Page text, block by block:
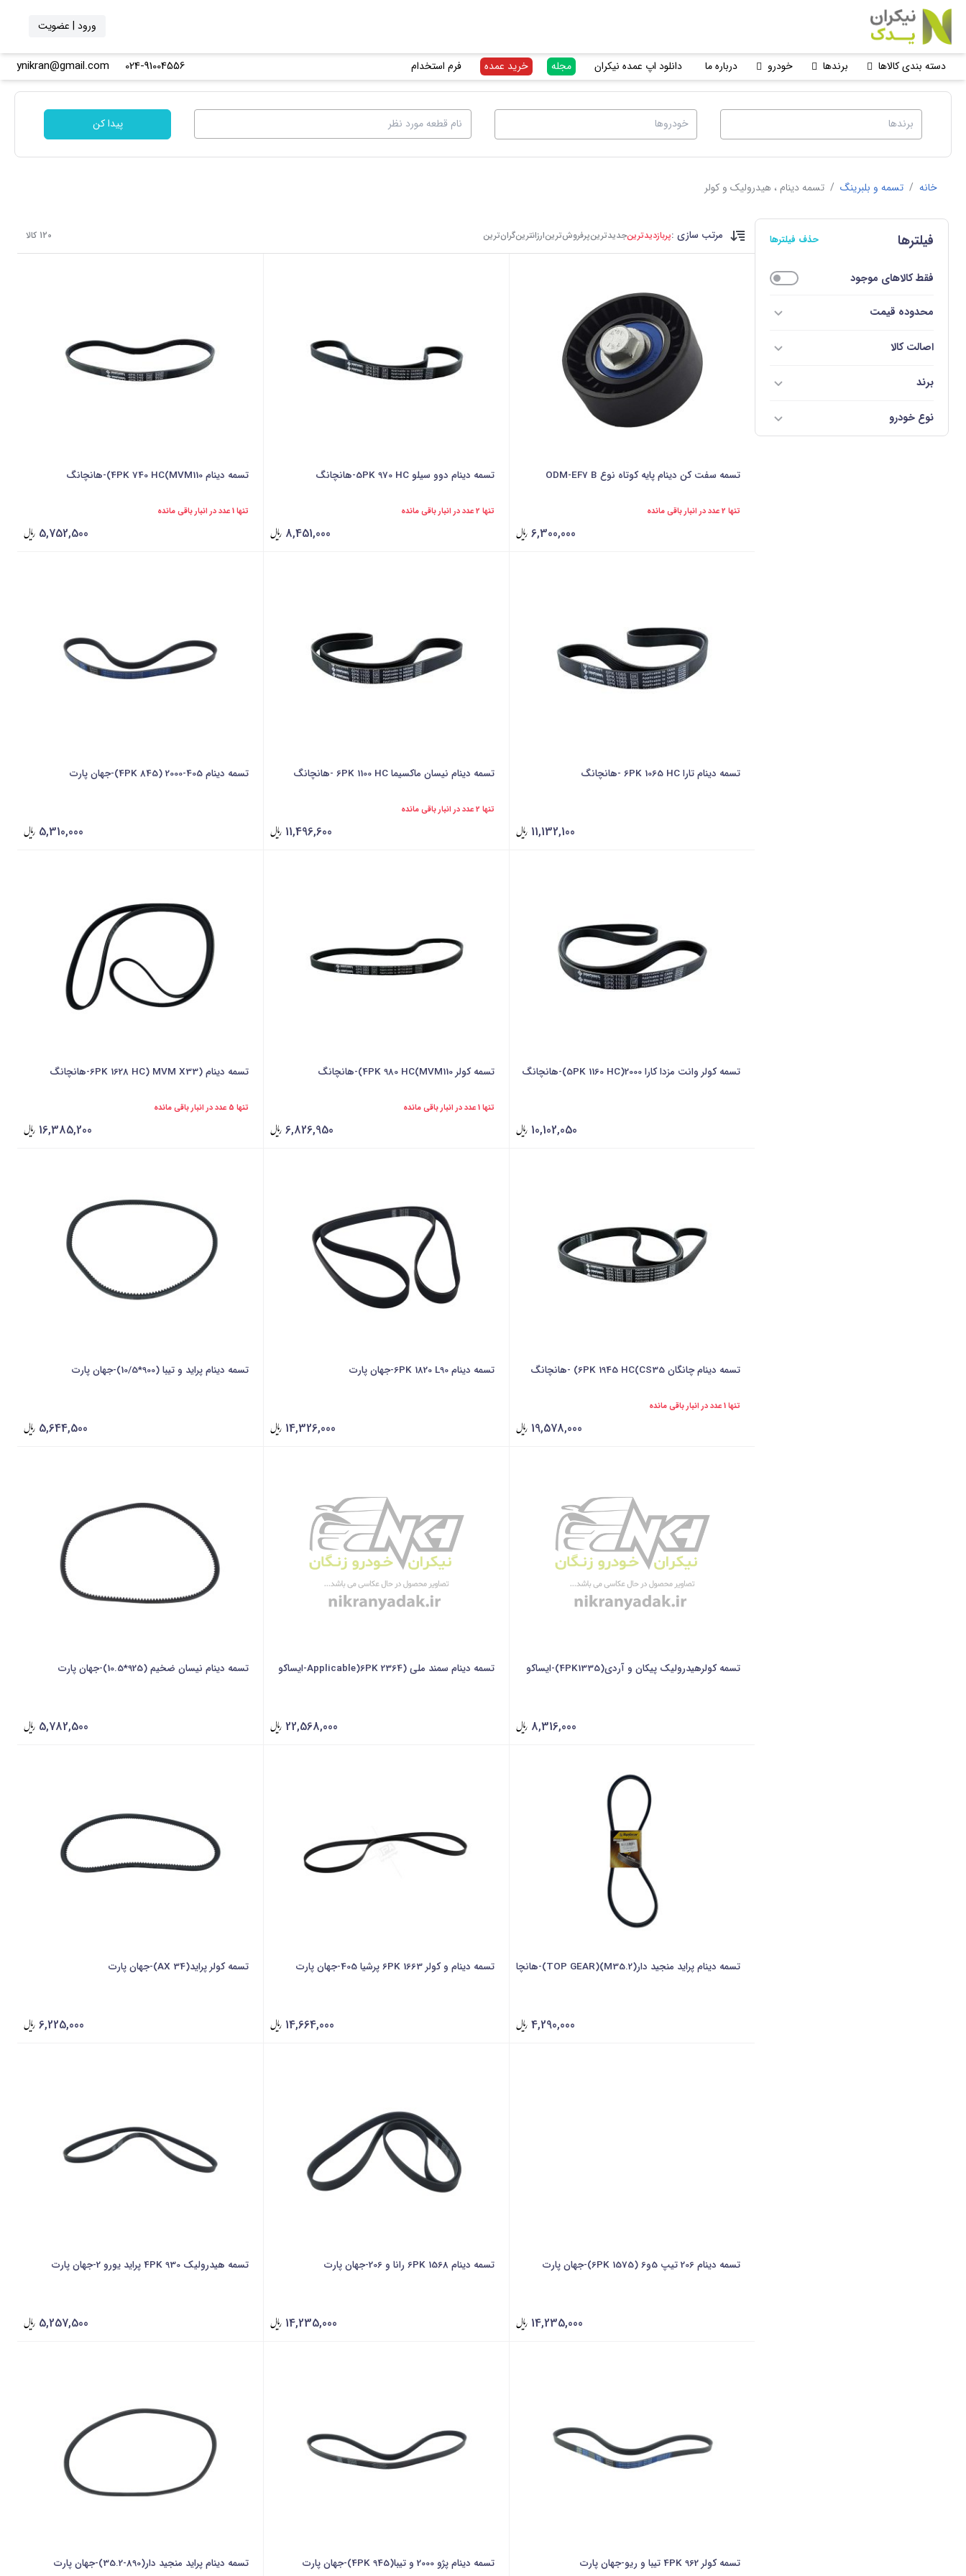
ورود | عضویت
دسته بندی کالاها برندها خودرو درباره ما دانلود اپ عمده نیکران مجله خرید عمده فرم استخدام 024-91004556
ynikran@gmail.com
پیدا کن
خانه / تسمه و بلبرینگ / تسمه دینام ، هیدرولیک و کولر
فیلترها حذف فیلترها
فقط کالاهای موجود
محدوده قیمت
اصالت کالا
برند
نوع خودرو
مرتب سازی :پربازدیدترینجدیدترینپرفروش‌ترینارزانترینگرا‌ن‌ترین 120 کالا
تسمه سفت کن دینام پایه کوتاه نوع ODM-EF7 B
تنها 2 عدد در انبار باقی مانده
6,300,000
تسمه دینام دوو سیلو 5PK 970 HC-هانچانگ
تنها 2 عدد در انبار باقی مانده
8,451,000
تسمه دینام 4PK 740 HC(MVM110)-هانچانگ
تنها 1 عدد در انبار باقی مانده
5,752,500
تسمه دینام تارا 6PK 1065 HC -هانچانگ
11,132,100
تسمه دینام نیسان ماکسیما 6PK 1100 HC -هانچانگ
تنها 2 عدد در انبار باقی مانده
11,496,600
تسمه دینام 405-2000 (4PK 845)-جهان پارت
5,310,000
تسمه کولر وانت مزدا کارا 2000(5PK 1160 HC)-هانچانگ
10,102,050
تسمه کولر 4PK 980 HC(MVM110)-هانچانگ
تنها 1 عدد در انبار باقی مانده
6,826,950
تسمه دینام (6PK 1628 HC) MVM X33-هانچانگ
تنها 5 عدد در انبار باقی مانده
16,385,200
تسمه دینام چانگان 6PK 1945 HC(CS35) -هانچانگ
تنها 1 عدد در انبار باقی مانده
19,578,000
تسمه دینام 6PK 1820 L90-جهان پارت
14,326,000
تسمه دینام پراید و تیبا (900*10/5)-جهان پارت
5,644,500
تسمه کولرهیدرولیک پیکان و آردی(4PK1335)-ایساکو
8,316,000
تسمه دینام سمند ملی (Applicable)6PK 2364-ایساکو
22,568,000
تسمه دینام نیسان ضخیم (925*10.5)-جهان پارت
5,782,500
تسمه دینام پراید منجید دار(TOP GEAR)(M35.2)-هانچا
4,290,000
تسمه دینام و کولر 6PK 1663 پرشیا 405-جهان پارت
14,664,000
تسمه کولر پراید(AX 34)-جهان پارت
6,225,000
تسمه دینام 206 تیپ 5و6 (6PK 1575)-جهان پارت
14,235,000
تسمه دینام 6PK 1568 رانا و 206-جهان پارت
14,235,000
تسمه هیدرولیک 4PK 930 پراید یورو 2-جهان پارت
5,257,500
تسمه کولر 4PK 962 تیبا و ریو-جهان پارت تسمه دینام پژو 2000 و تیبا(4PK 945)-جهان پارت تسمه دینام پراید منجید دار(890-35.2)-جهان پارت